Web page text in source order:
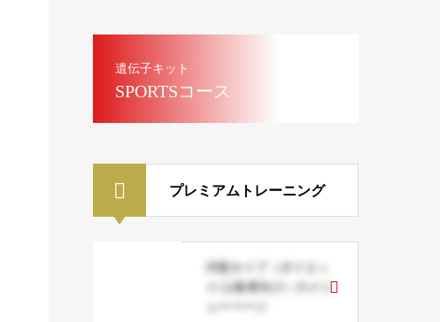
遺伝子キット
SPORTSコース
プレミアムトレーニング
洋梨タイプ（ダイエッ
ト/上級者向け）のメニ
ューページ